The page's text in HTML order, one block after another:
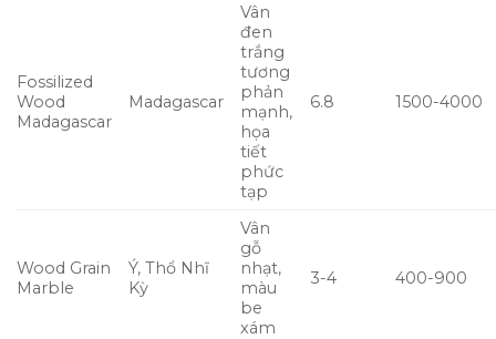
Fossilized
Wood
Madagascar
Madagascar
Vân
đen
trắng
tương
phản
mạnh,
họa
tiết
phức
tạp
6.8 1500-4000
Wood Grain
Marble
Ý, Thổ Nhĩ
Kỳ
Vân
gỗ
nhạt,
màu
be
xám
3-4 400-900